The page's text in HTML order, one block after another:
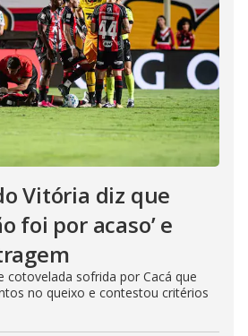
Vitória diz que
foi por acaso’ e
cotovelada sofrida por Cacá que
no queixo e contestou critérios